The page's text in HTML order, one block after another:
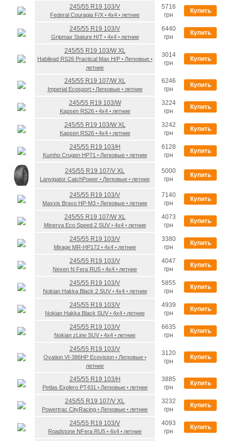
245/55 R19 103/V
Federal Couragia F/X • 4x4 • летние
5716
грн
Купить
245/55 R19 103/V
Gripmax Stature H/T •4x4 •летние
6440
грн
Купить
245/55 R19 103/W XL
Habilead RS26 Practical Max H/P • Легковые •
летние
3014
грн
Купить
245/55 R19 107/W XL
Imperial Ecosport •Легковые •летние
6246
грн
Купить
245/55 R19 103/W
Kapsen RS26 •4x4 •летние
3224
грн
Купить
245/55 R19 103/W XL
Kapsen RS26 •4x4 •летние
3242
грн
Купить
245/55 R19 103/H
Kumho Crugen HP71 •Легковые •летние
6128
грн
Купить
245/55 R19 107/V XL
Lanvigator CatchPower • Легковые • летние
5000
грн
Купить
245/55 R19 103/V
Maxxis Bravo HP-M3 • Легковые • летние
7140
грн
Купить
245/55 R19 107/W XL
Minerva Eco Speed 2 SUV •4x4 •летние
4073
грн
Купить
245/55 R19 103/V
Mirage MR-HP172 • 4x4 • летние
3380
грн
Купить
245/55 R19 103/V
Nexen N Fera RU5 • 4x4 • летние
4047
грн
Купить
245/55 R19 103/V
Nokian Hakka Black 2 SUV •4x4 •летние
5855
грн
Купить
245/55 R19 103/V
Nokian Hakka Black SUV • 4x4 • летние
4939
грн
Купить
245/55 R19 103/V
Nokian zLine SUV • 4x4 • летние
6635
грн
Купить
245/55 R19 103/V
Ovation VI-386HP Ecovision • Легковые •
летние
3120
грн
Купить
245/55 R19 103/H
Petlas Explero PT431 •Легковые •летние
3885
грн
Купить
245/55 R19 107/V XL
Powertrac CityRacing • Легковые • летние
3232
грн
Купить
245/55 R19 103/V
Roadstone NFera RU5 • 4x4 • летние
4093
грн
Купить